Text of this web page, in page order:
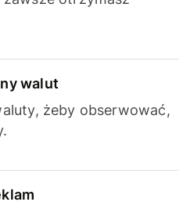
walut
żeby obserwować,